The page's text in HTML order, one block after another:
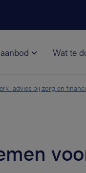
Wat te
advies bij zorg en